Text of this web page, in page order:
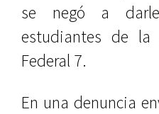
se negó a
estudiantes de la
Federal 7.
En una denuncia